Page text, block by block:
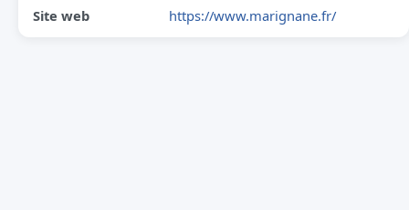
Site web https://www.marignane.fr/